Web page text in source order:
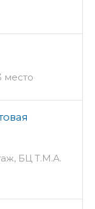
место
БЦ Т.М.А.